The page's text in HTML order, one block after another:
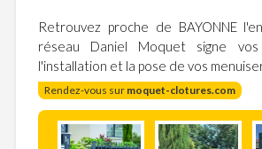
Retrouvez proche de BAYONNE
réseau Daniel Moquet signe
l'installation et la pose de vos
Rendez-vous sur moquet-clotures.com